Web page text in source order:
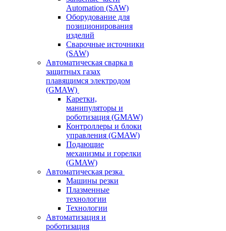
Automation (SAW)
Оборудование для
позиционирования
изделий
Сварочные источники
(SAW)
Автоматическая сварка в
защитных газах
плавящимся электродом
(GMAW)
Каретки,
манипуляторы и
роботизация (GMAW)
Контроллеры и блоки
управления (GMAW)
Подающие
механизмы и горелки
(GMAW)
Автоматическая резка
Машины резки
Плазменные
технологии
Технологии
Автоматизация и
роботизация